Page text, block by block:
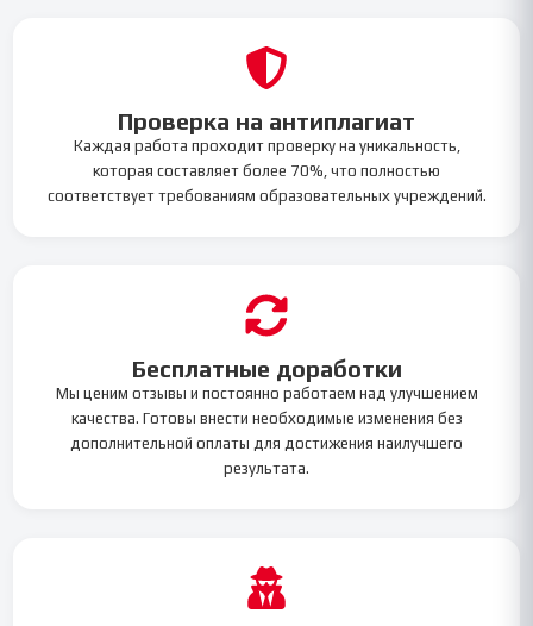
Проверка на антиплагиат
Каждая работа проходит проверку на уникальность,
которая составляет более 70%, что полностью
соответствует требованиям образовательных учреждений.
Бесплатные доработки
Мы ценим отзывы и постоянно работаем над улучшением
качества. Готовы внести необходимые изменения без
дополнительной оплаты для достижения наилучшего
результата.